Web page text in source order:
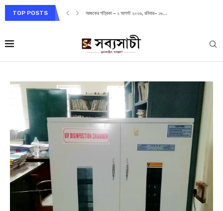
TOP POSTS আজকের পত্রিকা – ২ আগস্ট ২০২৬, রবিবার– ১৬...